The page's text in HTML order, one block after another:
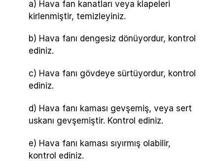
a) Hava fan kanatları veya klapeleri
kirlenmiştir, temizleyiniz.
b) Hava fanı dengesiz dönüyordur, kontrol
ediniz.
c) Hava fanı gövdeye sürtüyordur, kontrol
ediniz.
d) Hava fanı kaması gevşemiş, veya sert
uskanı gevşemiştir. Kontrol ediniz.
e) Hava fanı kaması sıyırmış olabilir,
kontrol ediniz.